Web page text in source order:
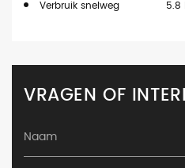
Verbruik snelweg
5.8
VRAGEN OF